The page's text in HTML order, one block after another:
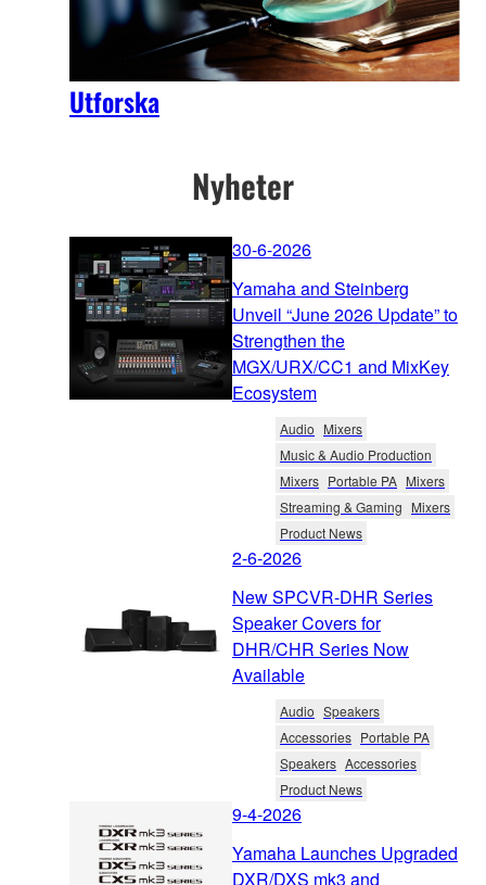
Utforska
Nyheter
30-6-2026
Yamaha and Steinberg
Unveil “June 2026 Update” to
Strengthen the
MGX/URX/CC1 and MixKey
Ecosystem
Audio Mixers
Music & Audio Production
Mixers Portable PA Mixers
Streaming & Gaming Mixers
Product News
2-6-2026
New SPCVR-DHR Series
Speaker Covers for
DHR/CHR Series Now
Available
Audio Speakers
Accessories Portable PA
Speakers Accessories
Product News
9-4-2026
Yamaha Launches Upgraded
DXR/DXS mk3 and